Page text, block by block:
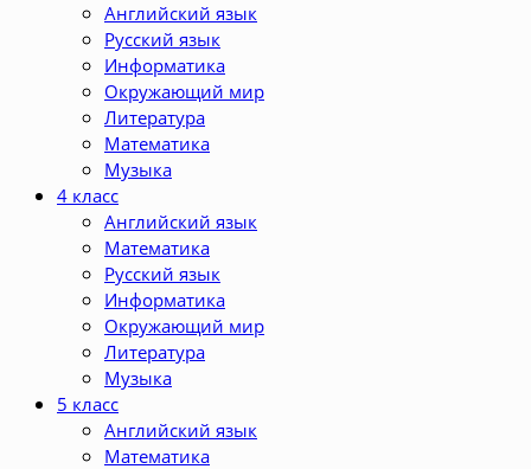
Английский язык
Русский язык
Информатика
Окружающий мир
Литература
Математика
Музыка
4 класс
Английский язык
Математика
Русский язык
Информатика
Окружающий мир
Литература
Музыка
5 класс
Английский язык
Математика